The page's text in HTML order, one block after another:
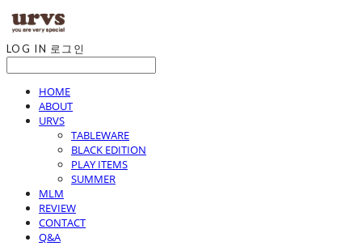
LOG IN 로그인
HOME
ABOUT
URVS
TABLEWARE
BLACK EDITION
PLAY ITEMS
SUMMER
MLM
REVIEW
CONTACT
Q&A